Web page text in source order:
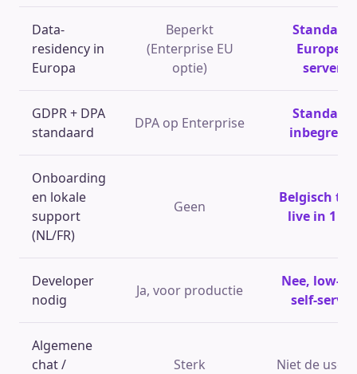
Data-
residency in
Europa
Beperkt
(Enterprise EU
optie)
Europese
servers
GDPR + DPA
standaard
DPA op Enterprise
Onboarding
en lokale
support
(NL/FR)
Geen
Belgisch
live in 1
Developer
nodig
Ja, voor productie
Nee, low-
self-
Algemene
chat /
Sterk Niet de use